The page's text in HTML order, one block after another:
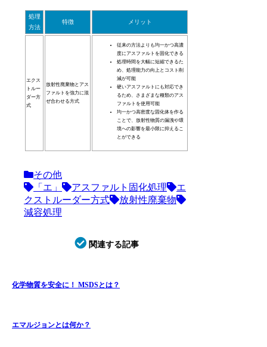
処理
方法
特徴 メリット
エクス
トルー
ダー方
式
放射性廃棄物とアス
ファルトを強力に混
ぜ合わせる方式
従来の方法よりも均一かつ高濃
度にアスファルトを固化できる
処理時間を大幅に短縮できるた
め、処理能力の向上とコスト削
減が可能
硬いアスファルトにも対応でき
るため、さまざまな種類のアス
ファルトを使用可能
均一かつ高密度な固化体を作る
ことで、放射性物質の漏洩や環
境への影響を最小限に抑えるこ
とができる
その他
「エ」
アスファルト固化処理
エ
クストルーダー方式
放射性廃棄物
減容処理
関連する記事
化学物質を安全に！ MSDSとは？
エマルジョンとは何か？